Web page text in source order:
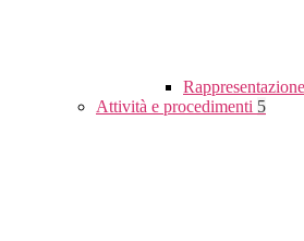
Attività e procedimenti 5